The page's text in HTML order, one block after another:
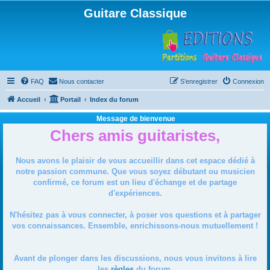
Guitare Classique
FAQ Nous contacter Connexion
S’enregistrer
Accueil Portail Index du forum
Message de bienvenue
Chers amis guitaristes,
Nous avons le plaisir de vous accueillir dans cet espace dédié à
notre passion commune. Que vous soyez débutant ou musicien
confirmé, ce forum est un lieu d'échange et de partage
d'expériences.
N'hésitez pas à vous connecter, à poser vos questions et à partager
vos connaissances. Ensemble, enrichissons-nous mutuellement !
Avant de plonger dans les discussions, nous vous invitons à lire